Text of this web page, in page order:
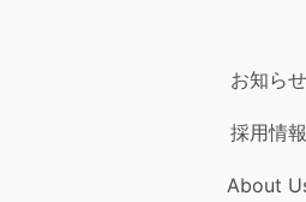
お知らせ
採用情報
About